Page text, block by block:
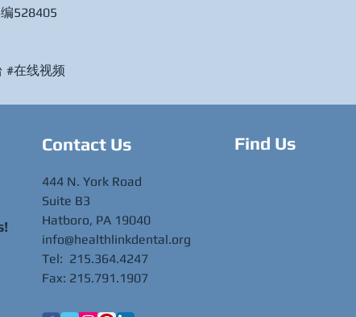
528405
#在线视频
Contact Us
444 N. York Road
Suite B3
Hatboro, PA 19040
info@healthlinkdental.org
Tel: 215.364.4247
Fax: 215.791.1907
Find Us